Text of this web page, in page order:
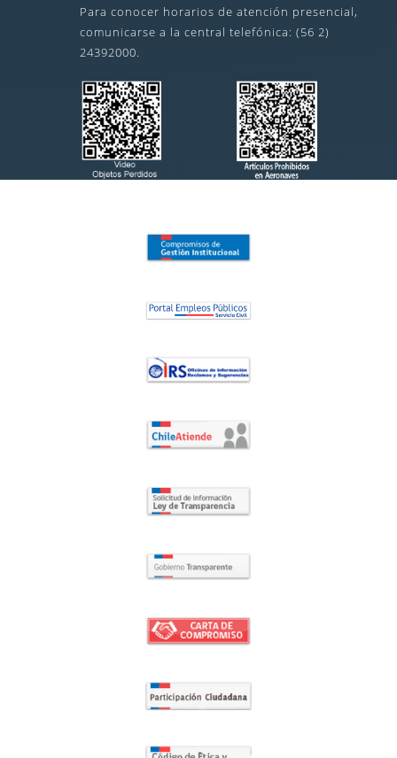
Para conocer horarios de atención presencial,
comunicarse a la central telefónica: (56 2)
24392000.